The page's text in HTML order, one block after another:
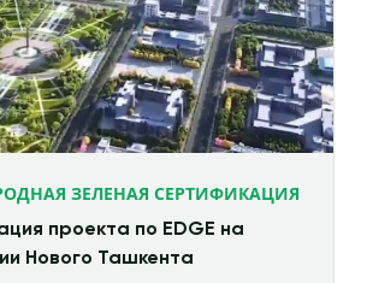
ЗЕЛЕНАЯ СЕРТИФИКАЦИЯ
проекта по EDGE на
Нового Ташкента